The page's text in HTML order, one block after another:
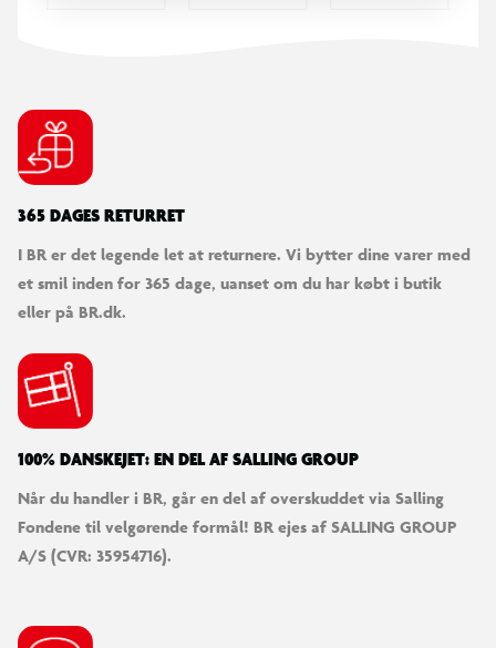
365 DAGES RETURRET
I BR er det legende let at returnere. Vi bytter dine varer med
et smil inden for 365 dage, uanset om du har købt i butik
eller på BR.dk.
100% DANSKEJET: EN DEL AF SALLING GROUP
Når du handler i BR, går en del af overskuddet via Salling
Fondene til velgørende formål! BR ejes af SALLING GROUP
A/S (CVR: 35954716).